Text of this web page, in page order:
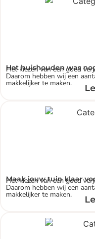
Het huishouden was
Het kiezen van een goed
Daarom hebben wij een
makkelijker te maken.
Maak jouw tuin klaar
Het kiezen van een goed
Daarom hebben wij een
makkelijker te maken.